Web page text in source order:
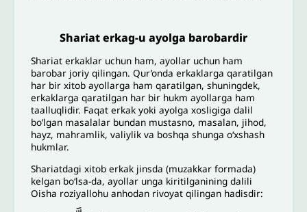
Shariat erkag-u ayolga barobardir
Shariat erkaklar uchun ham, ayollar uchun ham
barobar joriy qilingan. Qur’onda erkaklarga qaratilgan
har bir xitob ayollarga ham qaratilgan, shuningdek,
erkaklarga qaratilgan har bir hukm ayollarga ham
taalluqlidir. Faqat erkak yoki ayolga xosligiga dalil
bo’lgan masalalar bundan mustasno, masalan, jihod,
hayz, mahramlik, valiylik va boshqa shunga o‘xshash
hukmlar.
Shariatdagi xitob erkak jinsda (muzakkar formada)
kelgan bo‘lsa-da, ayollar unga kiritilganining dalili
Oisha roziyallohu anhodan rivoyat qilingan hadisdir: